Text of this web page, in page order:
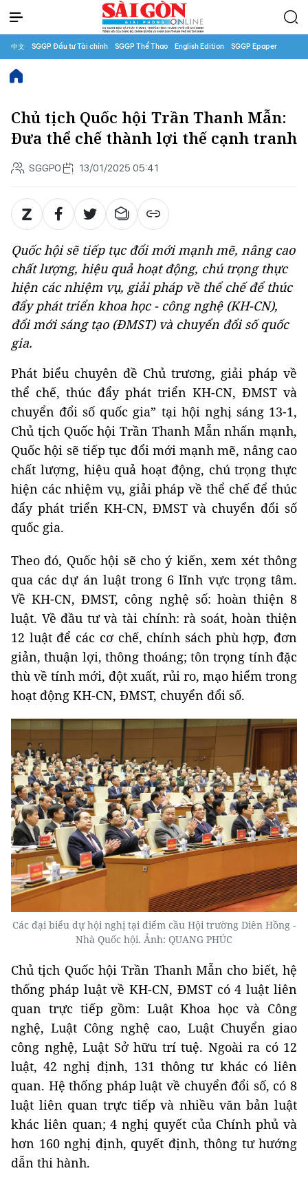
中文 SGGP Đầu tư Tài chính SGGP Thể Thao English Edition SGGP Epaper
Chủ tịch Quốc hội Trần Thanh Mẫn:
Đưa thể chế thành lợi thế cạnh tranh
SGGPO 13/01/2025 05:41
Quốc hội sẽ tiếp tục đổi mới mạnh mẽ, nâng cao
chất lượng, hiệu quả hoạt động, chú trọng thực
hiện các nhiệm vụ, giải pháp về thể chế để thúc
đẩy phát triển khoa học - công nghệ (KH-CN),
đổi mới sáng tạo (ĐMST) và chuyển đổi số quốc
gia.
Phát biểu chuyên đề Chủ trương, giải pháp về
thể chế, thúc đẩy phát triển KH-CN, ĐMST và
chuyển đổi số quốc gia” tại hội nghị sáng 13-1,
Chủ tịch Quốc hội Trần Thanh Mẫn nhấn mạnh,
Quốc hội sẽ tiếp tục đổi mới mạnh mẽ, nâng cao
chất lượng, hiệu quả hoạt động, chú trọng thực
hiện các nhiệm vụ, giải pháp về thể chế để thúc
đẩy phát triển KH-CN, ĐMST và chuyển đổi số
quốc gia.
Theo đó, Quốc hội sẽ cho ý kiến, xem xét thông
qua các dự án luật trong 6 lĩnh vực trọng tâm.
Về KH-CN, ĐMST, công nghệ số: hoàn thiện 8
luật. Về đầu tư và tài chính: rà soát, hoàn thiện
12 luật để các cơ chế, chính sách phù hợp, đơn
giản, thuận lợi, thông thoáng; tôn trọng tính đặc
thù về tính mới, đột xuất, rủi ro, mạo hiểm trong
hoạt động KH-CN, ĐMST, chuyển đổi số.
Các đại biểu dự hội nghị tại điểm cầu Hội trường Diên Hồng -
Nhà Quốc hội. Ảnh: QUANG PHÚC
Chủ tịch Quốc hội Trần Thanh Mẫn cho biết, hệ
thống pháp luật về KH-CN, ĐMST có 4 luật liên
quan trực tiếp gồm: Luật Khoa học và Công
nghệ, Luật Công nghệ cao, Luật Chuyển giao
công nghệ, Luật Sở hữu trí tuệ. Ngoài ra có 12
luật, 42 nghị định, 131 thông tư khác có liên
quan. Hệ thống pháp luật về chuyển đổi số, có 8
luật liên quan trực tiếp và nhiều văn bản luật
khác liên quan; 4 nghị quyết của Chính phủ và
hơn 160 nghị định, quyết định, thông tư hướng
dẫn thi hành.